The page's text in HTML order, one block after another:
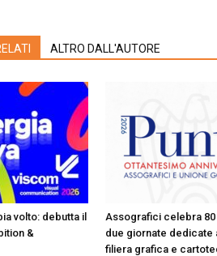
ALTRO DALL'AUTORE
volto: debutta il
&
Assografici celebra 80
due giornate dedicate
filiera grafica e